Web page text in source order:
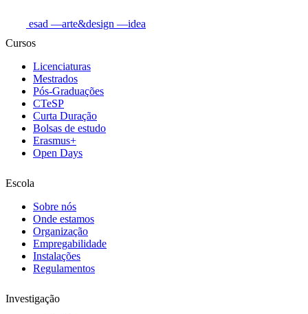
esad —arte&design —idea
Cursos
Licenciaturas
Mestrados
Pós-Graduações
CTeSP
Curta Duração
Bolsas de estudo
Erasmus+
Open Days
Escola
Sobre nós
Onde estamos
Organização
Empregabilidade
Instalações
Regulamentos
Investigação